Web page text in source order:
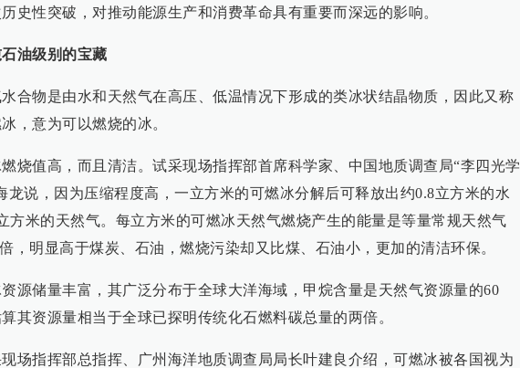
史性突破，对推动能源生产和消费革命具有重要而深远的影响。
油级别的宝藏
合物是由水和天然气在高压、低温情况下形成的类冰状结晶物质，因此又称
，意为可以燃烧的冰。
烧值高，而且清洁。试采现场指挥部首席科学家、中国地质调查局“李四光学
龙说，因为压缩程度高，一立方米的可燃冰分解后可释放出约0.8立方米的水
方米的天然气。每立方米的可燃冰天然气燃烧产生的能量是等量常规天然气
，明显高于煤炭、石油，燃烧污染却又比煤、石油小，更加的清洁环保。
源储量丰富，其广泛分布于全球大洋海域，甲烷含量是天然气资源量的60
其资源量相当于全球已探明传统化石燃料碳总量的两倍。
场指挥部总指挥、广州海洋地质调查局局长叶建良介绍，可燃冰被各国视为